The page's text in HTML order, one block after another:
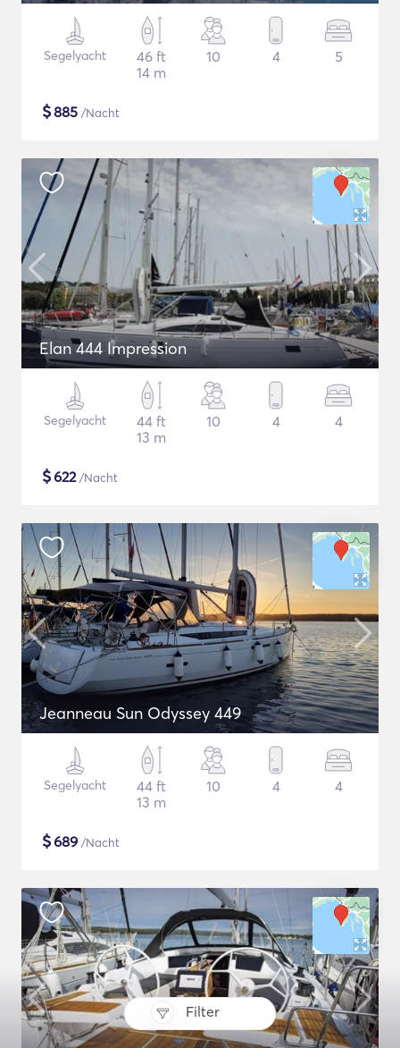
Filter
Segelyacht
46 ft
14 m
10 4 5
$885 /Nacht
Elan 444 Impression
Segelyacht
44 ft
13 m
10 4 4
$622/Nacht
Jeanneau Sun Odyssey 449
Segelyacht
44 ft
13 m
10 4 4
$689 /Nacht